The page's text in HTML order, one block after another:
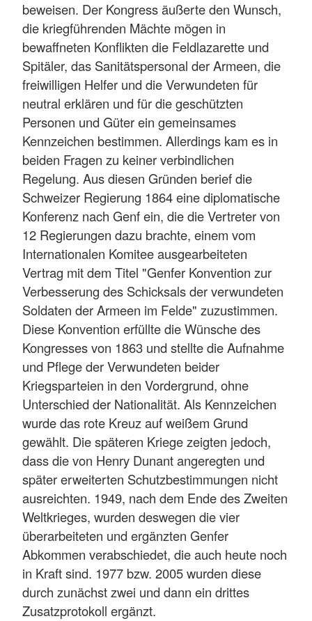
beweisen. Der Kongress äußerte den Wunsch,
die kriegführenden Mächte mögen in
bewaffneten Konflikten die Feldlazarette und
Spitäler, das Sanitätspersonal der Armeen, die
freiwilligen Helfer und die Verwundeten für
neutral erklären und für die geschützten
Personen und Güter ein gemeinsames
Kennzeichen bestimmen. Allerdings kam es in
beiden Fragen zu keiner verbindlichen
Regelung. Aus diesen Gründen berief die
Schweizer Regierung 1864 eine diplomatische
Konferenz nach Genf ein, die die Vertreter von
12 Regierungen dazu brachte, einem vom
Internationalen Komitee ausgearbeiteten
Vertrag mit dem Titel "Genfer Konvention zur
Verbesserung des Schicksals der verwundeten
Soldaten der Armeen im Felde" zuzustimmen.
Diese Konvention erfüllte die Wünsche des
Kongresses von 1863 und stellte die Aufnahme
und Pflege der Verwundeten beider
Kriegsparteien in den Vordergrund, ohne
Unterschied der Nationalität. Als Kennzeichen
wurde das rote Kreuz auf weißem Grund
gewählt. Die späteren Kriege zeigten jedoch,
dass die von Henry Dunant angeregten und
später erweiterten Schutzbestimmungen nicht
ausreichten. 1949, nach dem Ende des Zweiten
Weltkrieges, wurden deswegen die vier
überarbeiteten und ergänzten Genfer
Abkommen verabschiedet, die auch heute noch
in Kraft sind. 1977 bzw. 2005 wurden diese
durch zunächst zwei und dann ein drittes
Zusatzprotokoll ergänzt.